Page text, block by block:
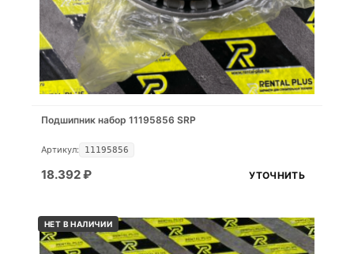
Подшипник набор 11195856 SRP
Артикул: 11195856
18.392₽ УТОЧНИТЬ
НЕТ В НАЛИЧИИ